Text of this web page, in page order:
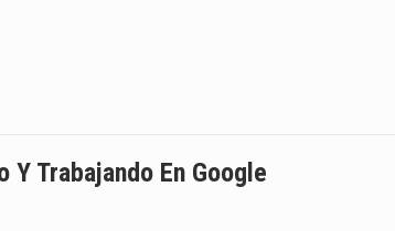
Trabajando En Google